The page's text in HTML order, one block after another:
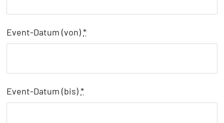
Event-Datum (von)*
Event-Datum (bis)*